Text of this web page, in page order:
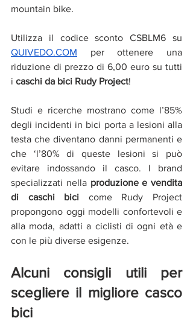
mountain bike.
QUIVEDO.COM per ottenere una
riduzione di prezzo di 6,00 euro su tutti
i caschi da bici Rudy Project!
Studi e ricerche mostrano come l’85%
degli incidenti in bici porta a lesioni alla
testa che diventano danni permanenti e
che ‘l’80% di queste lesioni si può
evitare indossando il casco. I brand
specializzati nella produzione e vendita
di caschi bici come Rudy Project
propongono oggi modelli confortevoli e
alla moda, adatti a ciclisti di ogni età e
con le più diverse esigenze.
Alcuni consigli utili per
scegliere il migliore casco
bici